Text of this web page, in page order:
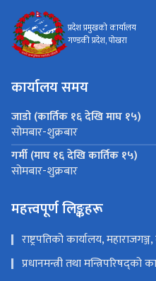
प्रदेश प्रमुखको कार्यालय
गण्डकी प्रदेश, पोखरा
कार्यालय समय
जाडो (कार्तिक १६ देखि माघ १५)
सोमबार-शुक्रबार
गर्मी (माघ १६ देखि कार्तिक १५)
सोमबार-शुक्रबार
महत्त्वपूर्ण लिङ्कहरू
राष्ट्रपतिको कार्यालय,
प्रधानमन्त्री तथा मन्त्रिपरिषद्को